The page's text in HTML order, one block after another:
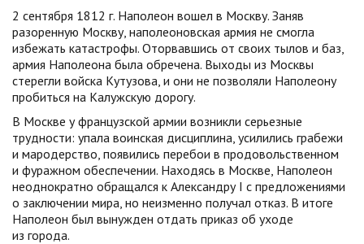
2 сентября 1812 г. Наполеон вошел в Москву. Заняв
разоренную Москву, наполеоновская армия не смогла
избежать катастрофы. Оторвавшись от своих тылов и баз,
армия Наполеона была обречена. Выходы из Москвы
стерегли войска Кутузова, и они не позволяли Наполеону
пробиться на Калужскую дорогу.
В Москве у французской армии возникли серьезные
трудности: упала воинская дисциплина, усилились грабежи
и мародерство, появились перебои в продовольственном
и фуражном обеспечении. Находясь в Москве, Наполеон
неоднократно обращался к Александру I с предложениями
о заключении мира, но неизменно получал отказ. В итоге
Наполеон был вынужден отдать приказ об уходе
из города.